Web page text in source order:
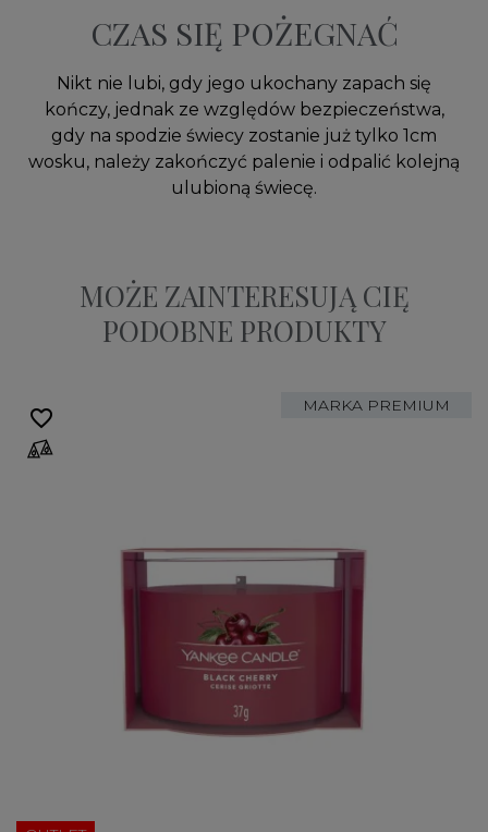
CZAS SIĘ POŻEGNAĆ
Nikt nie lubi, gdy jego ukochany zapach się
kończy, jednak ze względów bezpieczeństwa,
gdy na spodzie świecy zostanie już tylko 1cm
wosku, należy zakończyć palenie i odpalić kolejną
ulubioną świecę.
MOŻE ZAINTERESUJĄ CIĘ
PODOBNE PRODUKTY
MARKA PREMIUM
favorite_border